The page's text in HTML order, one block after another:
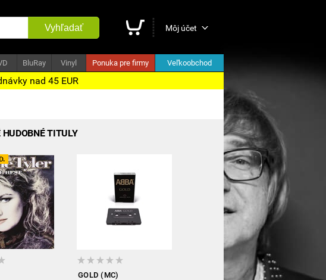
Vyhľadať Môj účet
BluRay Vinyl Ponuka pre firmy Veľkoobchod
nad 45 EUR
HUDOBNÉ TITULY
GOLD (MC)